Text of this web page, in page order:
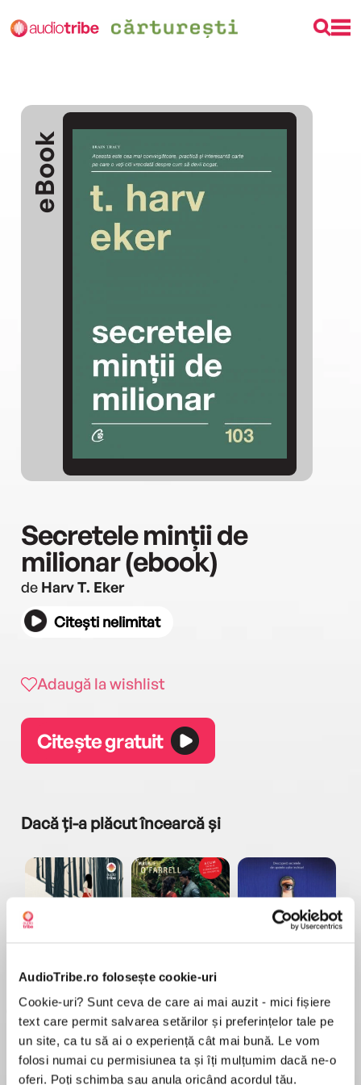
AudioTribe.ro folosește cookie-uri
Cookie-uri? Sunt ceva de care ai mai auzit - mici fișiere
text care permit salvarea setărilor și preferințelor tale pe
un site, ca tu să ai o experiență cât mai bună. Le vom
folosi numai cu permisiunea ta și îți mulțumim dacă ne-o
oferi. Poți schimba sau anula oricând acordul tău.
eBook
Secretele minții de
milionar (ebook)
de Harv T. Eker
Citești nelimitat
Adaugă la wishlist
Citește gratuit
Dacă ți-a plăcut încearcă și
Haruki Murakami Maggie O'Farrell